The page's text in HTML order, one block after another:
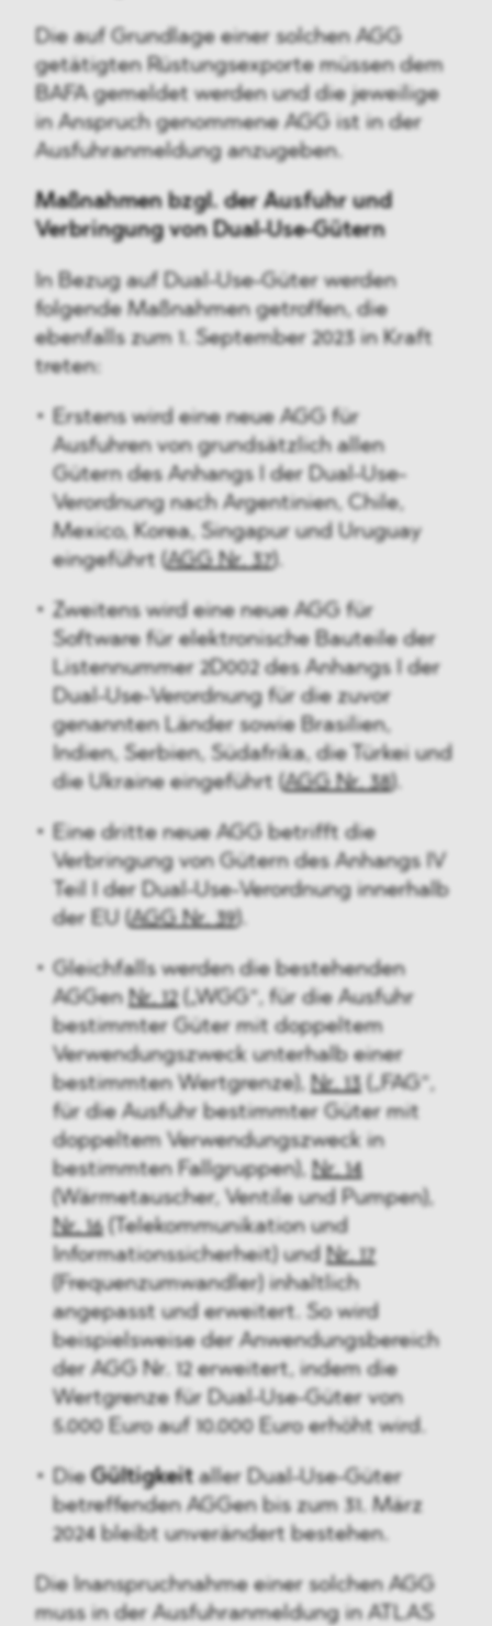
Die auf Grundlage einer solchen AGG
getätigten Rüstungsexporte müssen dem
BAFA gemeldet werden und die jeweilige
in Anspruch genommene AGG ist in der
Ausfuhranmeldung anzugeben.
Maßnahmen bzgl. der Ausfuhr und
Verbringung von Dual-Use-Gütern
In Bezug auf Dual-Use-Güter werden
folgende Maßnahmen getroffen, die
ebenfalls zum 1. September 2023 in Kraft
treten:
Erstens wird eine neue AGG für
Ausfuhren von grundsätzlich allen
Gütern des Anhangs I der Dual-Use-
Verordnung nach Argentinien, Chile,
Mexico, Korea, Singapur und Uruguay
eingeführt (AGG Nr. 37).
Zweitens wird eine neue AGG für
Software für elektronische Bauteile der
Listennummer 2D002 des Anhangs I der
Dual-Use-Verordnung für die zuvor
genannten Länder sowie Brasilien,
Indien, Serbien, Südafrika, die Türkei und
die Ukraine eingeführt (AGG Nr. 38
Eine dritte neue AGG betrifft die
Verbringung von Gütern des Anhangs IV
Teil I der Dual-Use-Verordnung innerhalb
der EU (AGG Nr. 39
Gleichfalls werden die bestehenden
AGGen Nr. 12(„WGG“, für die Ausfuhr
bestimmter Güter mit doppeltem
Verwendungszweck unterhalb einer
bestimmten Wertgrenze), Nr. 13 („FAG“,
für die Ausfuhr bestimmter Güter mit
doppeltem Verwendungszweck in
bestimmten Fallgruppen), Nr. 14
(Wärmetauscher, Ventile und Pumpen),
Nr. 16(Telekommunikation und
Informationssicherheit) und Nr. 17
(Frequenzumwandler) inhaltlich
angepasst und erweitert. So wird
beispielsweise der Anwendungsbereich
der AGG Nr. 12 erweitert, indem die
Wertgrenze für Dual-Use-Güter von
5.000 Euro auf 10.000 Euro erhöht wird.
DieGültigkeit aller Dual-Use-Güter
betreffenden AGGen bis zum 31. März
2024 bleibt unverändert bestehen.
Die Inanspruchnahme einer solchen AGG
muss in der Ausfuhranmeldung in ATLAS